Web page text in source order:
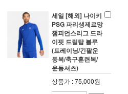
세일 [해외] 나이키
PSG 파리생제르망
챔피언스리그 드라
이핏 드릴탑 블루
(트레이닝/긴팔운
동복/축구훈련복/
운동셔츠)
상품가 : 75,000원